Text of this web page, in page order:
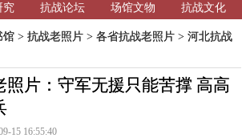
究 抗战论坛 场馆文物 抗战文化
馆> 抗战老照片> 各省抗战老照片> 河北抗战
照片：守军无援只能苦撑 高高
15 16:55:40